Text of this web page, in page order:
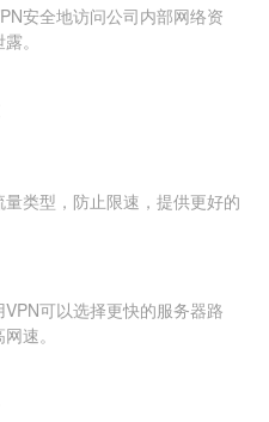
安全地访问公司内部网络资
。
类型，防止限速，提供更好的
可以选择更快的服务器路
速。